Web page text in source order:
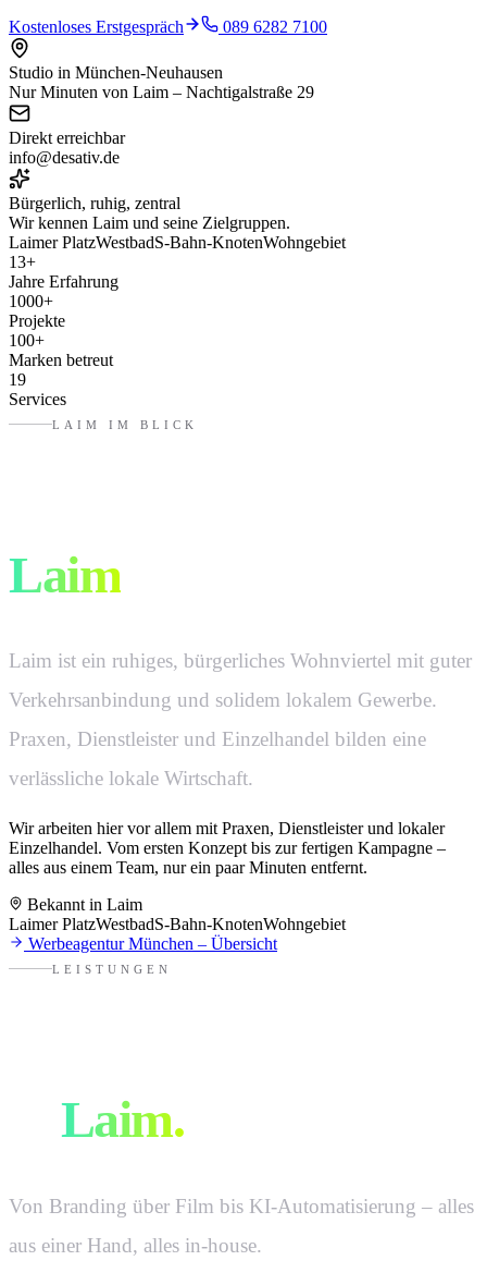
Kostenloses Erstgespräch 089 6282 7100
Studio in München-Neuhausen
Nur Minuten von Laim – Nachtigalstraße 29
Direkt erreichbar
info@desativ.de
Bürgerlich, ruhig, zentral
Wir kennen Laim und seine Zielgruppen.
Laimer PlatzWestbadS-Bahn-KnotenWohngebiet
13+
Jahre Erfahrung
1000+
Projekte
100+
Marken betreut
19
Services
LAIM IM BLICK
Laim
Laim ist ein ruhiges, bürgerliches Wohnviertel mit guter
Verkehrsanbindung und solidem lokalem Gewerbe.
Praxen, Dienstleister und Einzelhandel bilden eine
verlässliche lokale Wirtschaft.
Wir arbeiten hier vor allem mitPraxen, Dienstleister und lokaler
Einzelhandel. Vom ersten Konzept bis zur fertigen Kampagne –
alles aus einem Team, nur ein paar Minuten entfernt.
Bekannt in Laim
Laimer PlatzWestbadS-Bahn-KnotenWohngebiet
WerbeagenturMünchen – Übersicht
LEISTUNGEN
Laim.
Von Branding über Film bis KI-Automatisierung – alles
aus einer Hand, alles in-house.